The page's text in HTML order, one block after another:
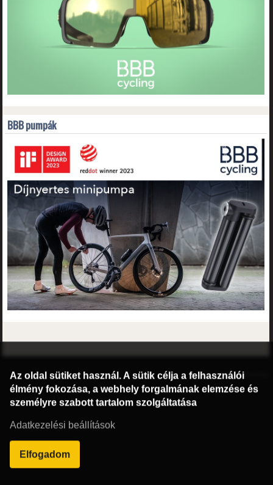
BBB pumpák
Honlap: webtoday
Az oldal sütiket használ. A sütik célja a felhasználói
élmény fokozása, a webhely forgalmának elemzése és
személyre szabott tartalom szolgáltatása
Adatkezelési beállítások
Elfogadom